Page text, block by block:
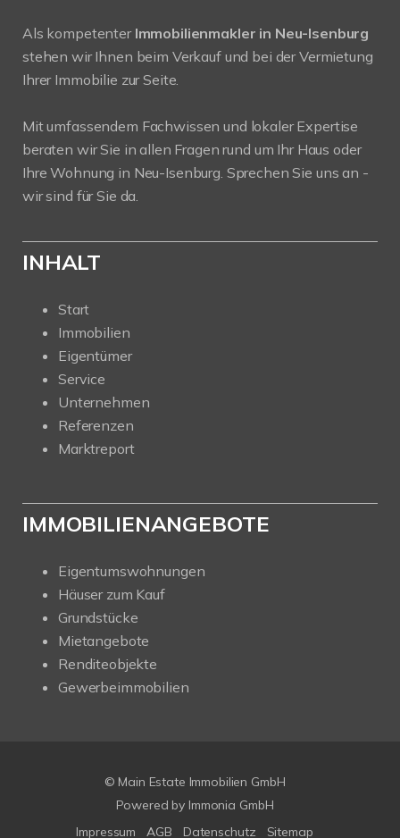
Als kompetenter Immobilienmakler in Neu-Isenburg
stehen wir Ihnen beim Verkauf und bei der Vermietung
Ihrer Immobilie zur Seite.
Mit umfassendem Fachwissen und lokaler Expertise
beraten wir Sie in allen Fragen rund um Ihr Haus oder
Ihre Wohnung in Neu-Isenburg. Sprechen Sie uns an -
wir sind für Sie da.
INHALT
Start
Immobilien
Eigentümer
Service
Unternehmen
Referenzen
Marktreport
IMMOBILIENANGEBOTE
Eigentumswohnungen
Häuser zum Kauf
Grundstücke
Mietangebote
Renditeobjekte
Gewerbeimmobilien
© Main Estate Immobilien GmbH
Powered by Immonia GmbH
Impressum
AGB Datenschutz Sitemap